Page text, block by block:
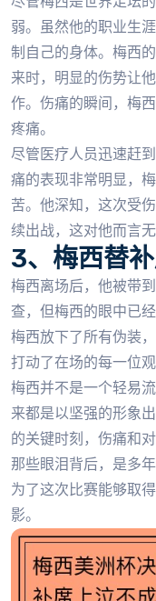
弱。虽然他的职业生
制自己的身体。梅西
来时，明显的伤势让
作。伤痛的瞬间，梅
疼痛。
尽管医疗人员迅速赶
痛的表现非常明显，
苦。他深知，这次受
续出战，这对他而言
3、梅西替
梅西离场后，他被带
查，但梅西的眼中已
梅西放下了所有伪装
打动了在场的每一位
梅西并不是一个轻易
来都是以坚强的形象
的关键时刻，伤痛和
那些眼泪背后，是多
为了这次比赛能够取
影。